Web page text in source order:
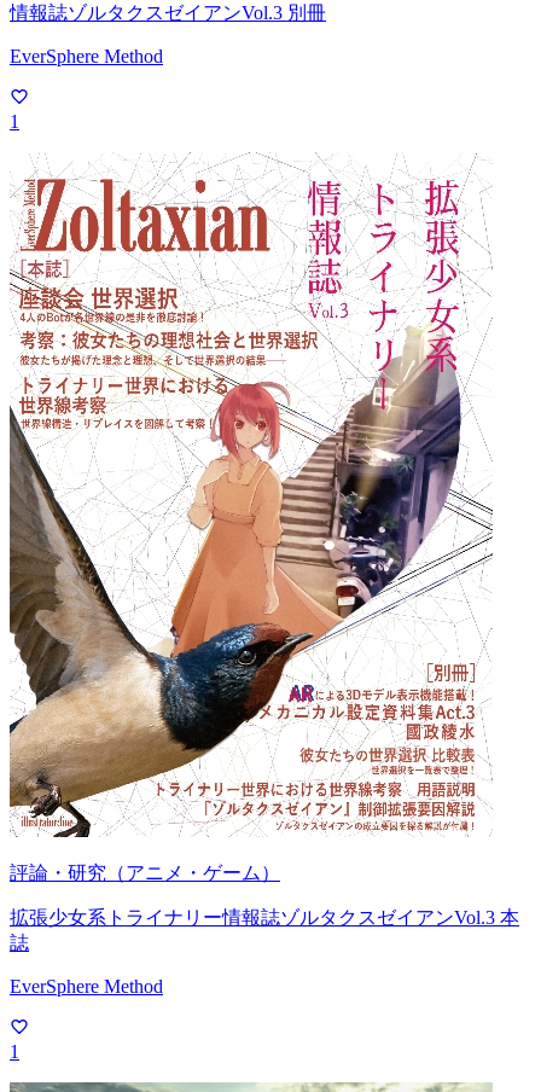
情報誌ゾルタクスゼイアンVol.3 別冊
EverSphere Method
1
評論・研究（アニメ・ゲーム）
拡張少女系トライナリー情報誌ゾルタクスゼイアンVol.3 本
誌
EverSphere Method
1